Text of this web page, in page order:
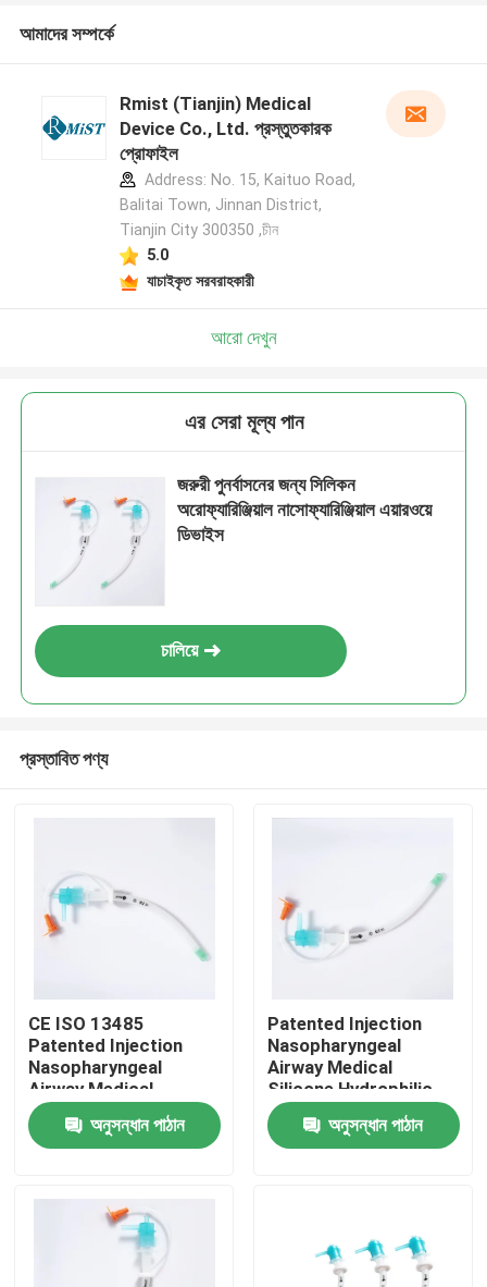
বাড়ি
আমাদের সম্পর্কে
Rmist (Tianjin) Medical
Device Co., Ltd. প্রস্তুতকারক
প্রোফাইল
Address: No. 15, Kaituo Road,
Balitai Town, Jinnan District,
Tianjin City 300350 ,চীন
5.0
যাচাইকৃত সরবরাহকারী
আরো দেখুন
এর সেরা মূল্য পান
জরুরী পুনর্বাসনের জন্য সিলিকন
অরোফ্যারিঞ্জিয়াল নাসোফ্যারিঞ্জিয়াল এয়ারওয়ে
ডিভাইস
চালিয়ে
প্রস্তাবিত পণ্য
CE ISO 13485
Patented Injection
Nasopharyngeal
Airway Medical
Silicone Hydrophilic
coating OEM ODM
অনুসন্ধান পাঠান
Patented Injection
Nasopharyngeal
Airway Medical
Silicone Hydrophilic
coating CE ISO
Certificationঅনুসন্ধান পাঠান